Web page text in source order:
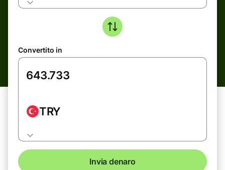
Convertito in
TRY
Invia denaro